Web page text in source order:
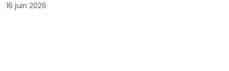
16 juin 2026